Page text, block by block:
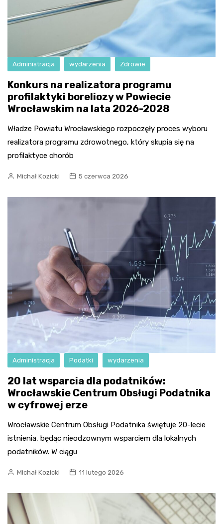
Administracja wydarzenia Zdrowie
Konkurs na realizatora programu
profilaktyki boreliozy w Powiecie
Wrocławskim na lata 2026-2028
Władze Powiatu Wrocławskiego rozpoczęły proces wyboru
realizatora programu zdrowotnego, który skupia się na
profilaktyce chorób
Michał Kozicki 5 czerwca 2026
Administracja Podatki wydarzenia
20 lat wsparcia dla podatników:
Wrocławskie Centrum Obsługi Podatnika
w cyfrowej erze
Wrocławskie Centrum Obsługi Podatnika świętuje 20-lecie
istnienia, będąc nieodzownym wsparciem dla lokalnych
podatników. W ciągu
Michał Kozicki 11 lutego 2026